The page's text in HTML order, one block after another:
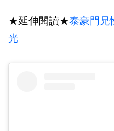
★延伸閱讀★泰豪門兄
光